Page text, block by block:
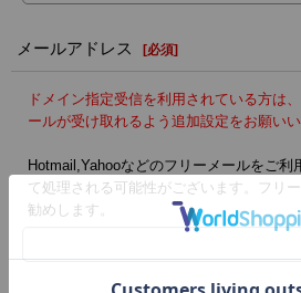
メールアドレス [必須]
ドメイン指定受信を利用されている方は
ールが受け取れるよう追加設定をお願い
Hotmail,Yahooなどのフリーメールをご利
て処理される可能性がございます。フリ
勧めします。